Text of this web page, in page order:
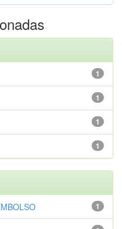
1
1
1
1
1